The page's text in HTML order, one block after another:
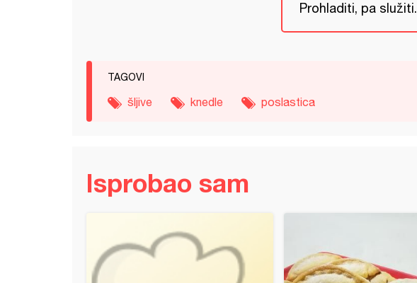
Prohladiti, pa služiti.
TAGOVI
šljive knedle poslastica
Isprobao sam